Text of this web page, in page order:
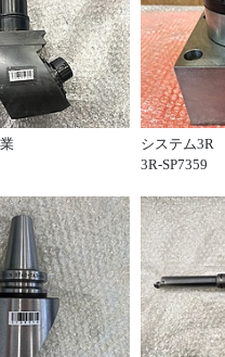
システム3R
3R-SP7359